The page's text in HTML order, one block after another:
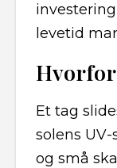
levetid
Hvorfor
Et tag
solens
og små